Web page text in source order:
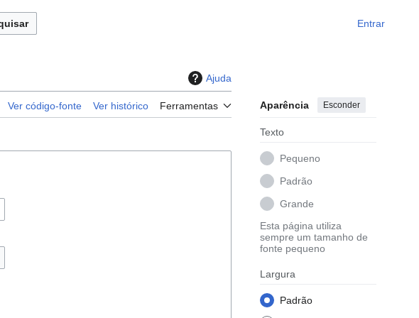
Entrar
Ajuda
Ver código-fonte Ver histórico Ferramentas Aparência Esconder
Texto
Pequeno
Padrão
Grande
Esta página utiliza
sempre um tamanho de
fonte pequeno
Largura
Padrão